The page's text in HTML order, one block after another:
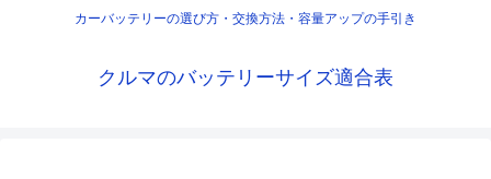
カーバッテリーの選び方・交換方法・容量アップの手引き
クルマのバッテリーサイズ適合表